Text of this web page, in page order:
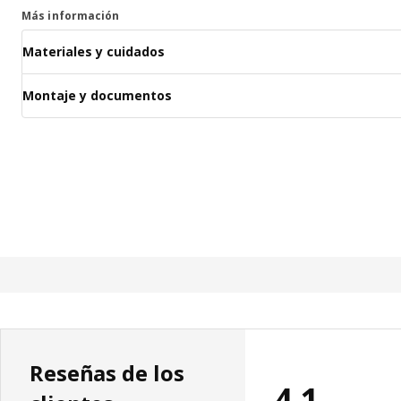
Más información
Materiales y cuidados
Montaje y documentos
Reseñas de los